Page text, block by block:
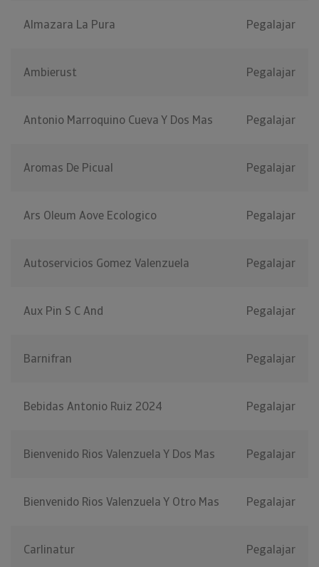
Almazara La Pura Pegalajar
Ambierust Pegalajar
Antonio Marroquino Cueva Y Dos Mas Pegalajar
Aromas De Picual Pegalajar
Ars Oleum Aove Ecologico Pegalajar
Autoservicios Gomez Valenzuela Pegalajar
Aux Pin S C And Pegalajar
Barnifran Pegalajar
Bebidas Antonio Ruiz 2024 Pegalajar
Bienvenido Rios Valenzuela Y Dos Mas Pegalajar
Bienvenido Rios Valenzuela Y Otro Mas Pegalajar
Carlinatur Pegalajar